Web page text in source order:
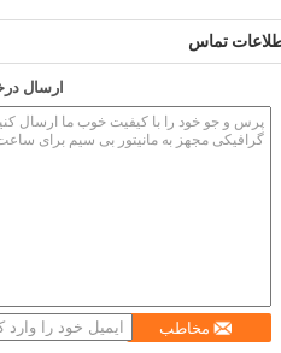
تماس
ارسال
مخاطب